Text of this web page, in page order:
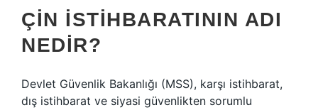
ÇIN ISTIHBARATININ ADI
NEDIR?
Devlet Güvenlik Bakanlığı (MSS), karşı istihbarat,
dış istihbarat ve siyasi güvenlikten sorumlu